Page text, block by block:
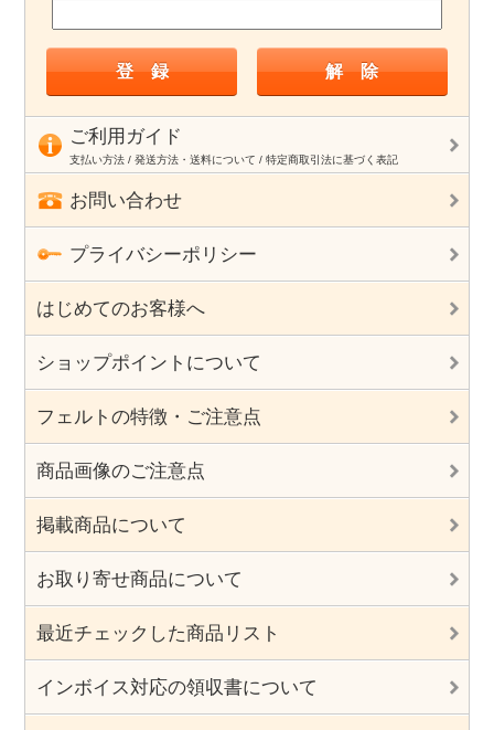
ご利用ガイド
支払い方法 / 発送方法・送料について / 特定商取引法に基づく表記
お問い合わせ
プライバシーポリシー
はじめてのお客様へ
ショップポイントについて
フェルトの特徴・ご注意点
商品画像のご注意点
掲載商品について
お取り寄せ商品について
最近チェックした商品リスト
インボイス対応の領収書について